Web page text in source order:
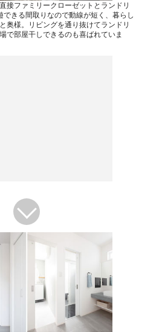
接ファミリークローゼットとランドリ
できる間取りなので動線が短く、暮らし
奥様。リビングを通り抜けてランドリ
で部屋干しできるのも喜ばれていま